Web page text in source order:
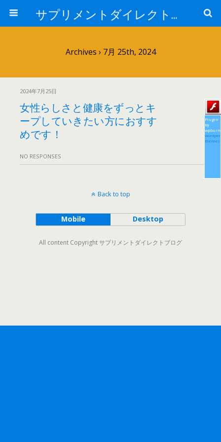
サプリメントダイレクトブログ
Archives › 7月 25th, 2024
2024年7月25日
女性らしさと健康をずっとキ
ープしていきたい方におすす
めです！
NO RESPONSES
Plugin
by
themes
Back to top
Mobile Desktop
All content Copyright サプリメントダイレクトブログ